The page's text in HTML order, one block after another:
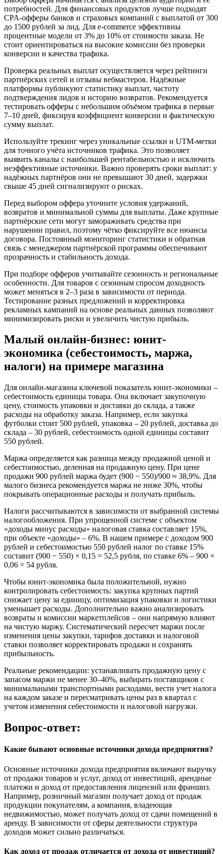
потребностей. Для финансовых продуктов лучше подходят
CPA-офферы банков и страховых компаний с выплатой от 300
до 1500 рублей за лид. Для e-commerce эффективны
процентные модели от 3% до 10% от стоимости заказа. Не
стоит ориентироваться на высокие комиссии без проверки
конверсии и качества трафика.
Проверка реальных выплат осуществляется через рейтинги
партнёрских сетей и отзывы вебмастеров. Надёжные
платформы публикуют статистику выплат, частоту
подтверждения лидов и историю возвратов. Рекомендуется
тестировать офферы с небольшим объёмом трафика в первые
7–10 дней, фиксируя коэффициент конверсии и фактическую
сумму выплат.
Используйте трекинг через уникальные ссылки и UTM-метки
для точного учёта источников трафика. Это позволяет
выявить каналы с наибольшей рентабельностью и исключить
неэффективные источники. Важно проверять сроки выплат: у
надёжных партнёров они не превышают 30 дней, задержки
свыше 45 дней сигнализируют о рисках.
Перед выбором оффера уточните условия удержаний,
возвратов и минимальной суммы для выплаты. Даже крупные
партнёрские сети могут замораживать средства при
нарушении правил, поэтому чётко фиксируйте все нюансы
договора. Постоянный мониторинг статистики и обратная
связь с менеджером партнёрской программы обеспечивают
прозрачность и стабильность дохода.
При подборе офферов учитывайте сезонность и региональные
особенности. Для товаров с сезонным спросом доходность
может меняться в 2–3 раза в зависимости от периода.
Тестирование разных предложений и корректировка
рекламных кампаний на основе реальных данных позволяют
минимизировать риски и увеличить чистую прибыль.
Малый онлайн-бизнес: юнит-
экономика (себестоимость, маржа,
налоги) на примере магазина
Для онлайн-магазина ключевой показатель юнит-экономики –
себестоимость единицы товара. Она включает закупочную
цену, стоимость упаковки и доставки до склада, а также
расходы на обработку заказа. Например, если закупка
футболки стоит 500 рублей, упаковка – 20 рублей, доставка до
склада – 30 рублей, себестоимость одной единицы составит
550 рублей.
Маржа определяется как разница между продажной ценой и
себестоимостью, деленная на продажную цену. При цене
продажи 900 рублей маржа будет (900 − 550)/900 ≈ 38,9%. Для
малого бизнеса рекомендуется маржа не ниже 30%, чтобы
покрывать операционные расходы и получать прибыль.
Налоги рассчитываются в зависимости от выбранной системы
налогообложения. При упрощенной системе с объектом
«доходы минус расходы» налоговая ставка составляет 15%,
при объекте «доходы» – 6%. В нашем примере с доходом 900
рублей и себестоимостью 550 рублей налог по ставке 15%
составит (900 − 550) × 0,15 = 52,5 рубля, по ставке 6% – 900 ×
0,06 = 54 рубля.
Чтобы юнит-экономика была положительной, нужно
контролировать себестоимость: закупка крупных партий
снижает цену за единицу, оптимизация упаковки и логистики
уменьшает расходы. Дополнительно важно анализировать
возвраты и комиссии маркетплейсов – они напрямую влияют
на чистую маржу. Систематический пересчет маржи после
изменения цены закупки, тарифов доставки и налоговой
ставки позволяет корректировать продажи и сохранять
прибыльность.
Реальные рекомендации: устанавливать продажную цену с
запасом маржи не менее 30–40%, выбирать поставщиков с
минимальными транспортными расходами, вести учет налога
на каждом заказе и пересматривать цены раз в квартал с
учетом изменения себестоимости и налоговой нагрузки.
Вопрос-ответ:
Какие бывают основные источники дохода предприятия?
Основные источники дохода предприятия включают выручку
от продажи товаров и услуг, доход от инвестиций, арендные
платежи и доход от предоставления лицензий или франшиз.
Например, розничный магазин получает доход от продаж
продукции покупателям, а компания, владеющая
недвижимостью, может получать доход от сдачи помещений в
аренду. В зависимости от сферы деятельности структура
доходов может сильно различаться.
Как доход от продаж отличается от дохода от инвестиций?